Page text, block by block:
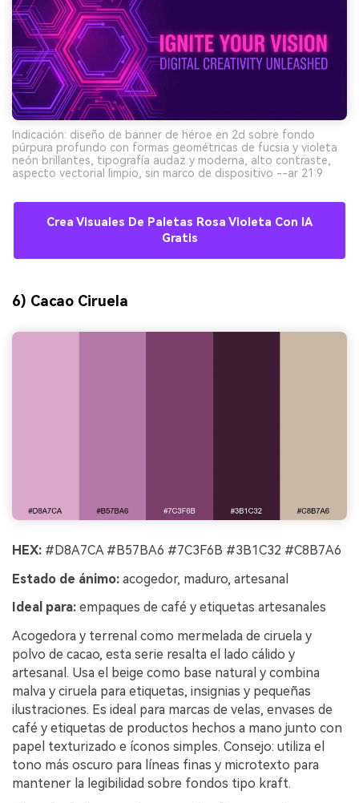
Indicación: diseño de banner de héroe en 2d sobre fondo
púrpura profundo con formas geométricas de fucsia y violeta
neón brillantes, tipografía audaz y moderna, alto contraste,
aspecto vectorial limpio, sin marco de dispositivo --ar 21:9
Crea Visuales De Paletas Rosa Violeta Con IA
Gratis
6) Cacao Ciruela
HEX: #D8A7CA #B57BA6 #7C3F6B #3B1C32 #C8B7A6
Estado de ánimo: acogedor, maduro, artesanal
Ideal para: empaques de café y etiquetas artesanales
Acogedora y terrenal como mermelada de ciruela y
polvo de cacao, esta serie resalta el lado cálido y
artesanal. Usa el beige como base natural y combina
malva y ciruela para etiquetas, insignias y pequeñas
ilustraciones. Es ideal para marcas de velas, envases de
café y etiquetas de productos hechos a mano junto con
papel texturizado e íconos simples. Consejo: utiliza el
tono más oscuro para líneas finas y microtexto para
mantener la legibilidad sobre fondos tipo kraft.